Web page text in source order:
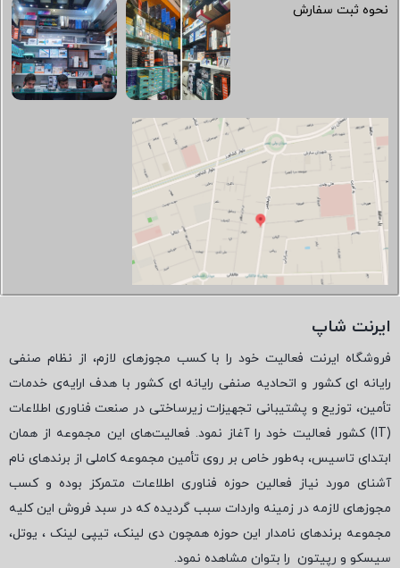
نحوه ثبت سفارش
ایرنت شاپ
فروشگاه ایرنت فعالیت خود را با کسب مجوزهای لازم، از نظام صنفی
رایانه ای کشور و اتحادیه صنفی رایانه ای کشور با هدف ارایه‌ی خدمات
تأمین، توزیع و پشتیبانی تجهیزات زیرساختی در صنعت فناوری اطلاعات
(
IT) کشور فعالیت خود را آغاز نمود. فعالیت‌های این مجموعه از همان
ابتدای تاسیس، به‌طور خاص بر روی تأمین مجموعه کاملی از برندهای نام
آشنای مورد نیاز فعالین حوزه فناوری اطلاعات متمرکز بوده و کسب
مجوزهای لازمه در زمینه واردات سبب گردیده که در سبد فروش این کلیه
مجموعه برندهای نامدار این حوزه همچون دی لینک، تیپی لینک ، یوتل،
سیسکو و رپیتون را بتوان مشاهده نمود.